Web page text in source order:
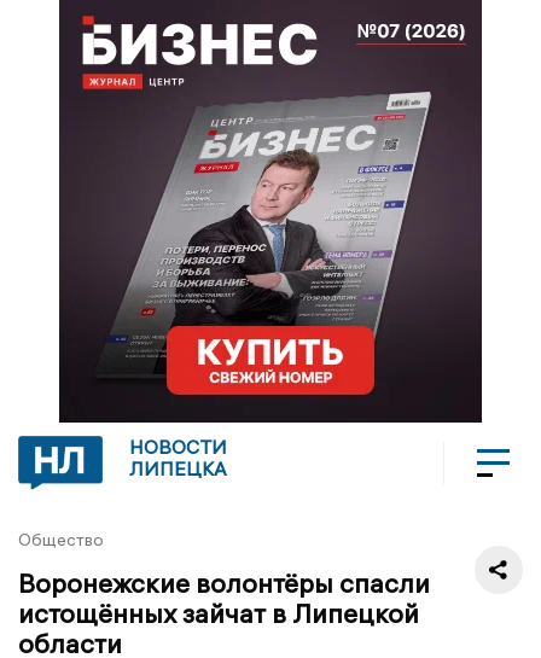
НОВОСТИ
ЛИПЕЦКА
Общество
Воронежские волонтёры спасли
истощённых зайчат в Липецкой
области